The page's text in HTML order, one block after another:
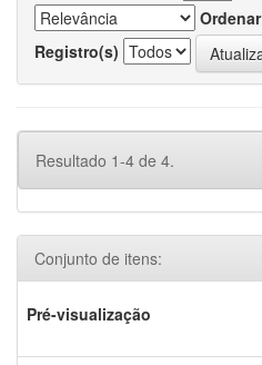
Ordenar
Registro(s)
Resultado 1-4 de 4.
Conjunto de itens:
Pré-visualização